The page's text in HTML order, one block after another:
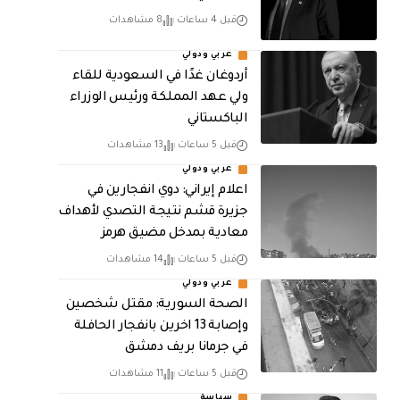
قبل 4 ساعات 8 مشاهدات
عربي ودولي
أردوغان غدًا في السعودية للقاء
ولي عهد المملكة ورئيس الوزراء
الباكستاني
قبل 5 ساعات 13 مشاهدات
عربي ودولي
اعلام إيراني: دوي انفجارين في
جزيرة قشم نتيجة التصدي لأهداف
معادية بمدخل مضيق هرمز
قبل 5 ساعات 14 مشاهدات
عربي ودولي
الصحة السورية: مقتل شخصين
وإصابة 13 اخرين بانفجار الحافلة
في جرمانا بريف دمشق
قبل 5 ساعات 11 مشاهدات
سياسة